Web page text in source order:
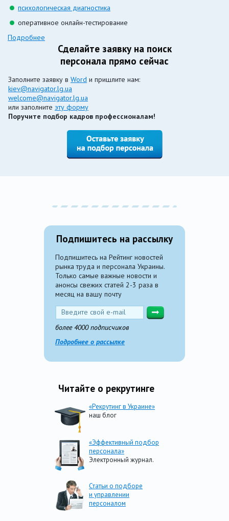
психологическая диагностика
оперативное онлайн-тестирование
Подробнее
Сделайте заявку на поиск
персонала прямо сейчас
Заполните заявку в Word и пришлите нам:
kiev@navigator.lg.ua
welcome@navigator.lg.ua
или заполните эту форму
Поручите подбор кадров профессионалам!
Подпишитесь на рассылку
Подпишитесь на Рейтинг новостей
рынка труда и персонала Украины.
Только самые важные новости и
анонсы свежих статей 2-3 раза в
месяц на вашу почту
более 4000 подписчиков
Подробнее о рассылке
Читайте о рекрутинге
«Рекрутинг в Украине»
наш блог
«Эффективный подбор
персонала»
Электронный журнал.
Статьи о подборе
и управлении
персоналом